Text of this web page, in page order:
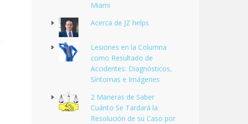
Miami
Acerca de JZ helps
Lesiones en la Columna
como Resultado de
Accidentes: Diagnósticos,
Síntomas e Imágenes
2 Maneras de Saber
Cuánto Se Tardará la
Resolución de su Caso por